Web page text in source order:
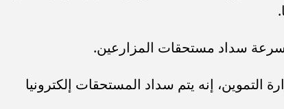
سداد مستحقات المزارعين.
إنه يتم سداد المستحقات إلكترونيا